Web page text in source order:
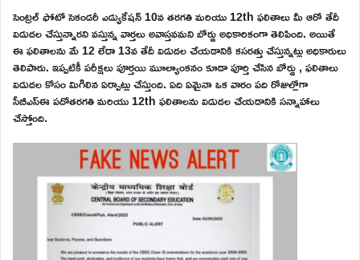
సెంట్రల్ ఫోటో సెకండరీ ఎడ్యుకేషన్ 10వ తరగతి మరియు 12th ఫలితాలు మీ ఆరో తేదీ
విడుదల చేస్తున్నారని వస్తున్న వార్తలు అవాస్తవమని బోర్డు అధికారికంగా తెలిపింది. అయితే
ఈ ఫలితాలను మే 12 లేదా 13వ తేదీ విడుదల చేయడానికి కసరత్తు చేస్తున్నట్లు అధికారులు
తెలిపారు. ఇప్పటికీ పరీక్షలు పూర్తయి మూల్యాంకనం కూడా పూర్తి చేసిన బోర్డు , ఫలితాలు
విడుదల కోసం మిగిలిన ఏర్పాట్లు చేస్తుంది. ఏది ఏమైనా ఒక వారం పది రోజుల్లోగా
సీబీఎస్ఈ పదోతరగతి మరియు 12th ఫలితాలను విడుదల చేయడానికి సన్నాహాలు
చేస్తోంది.